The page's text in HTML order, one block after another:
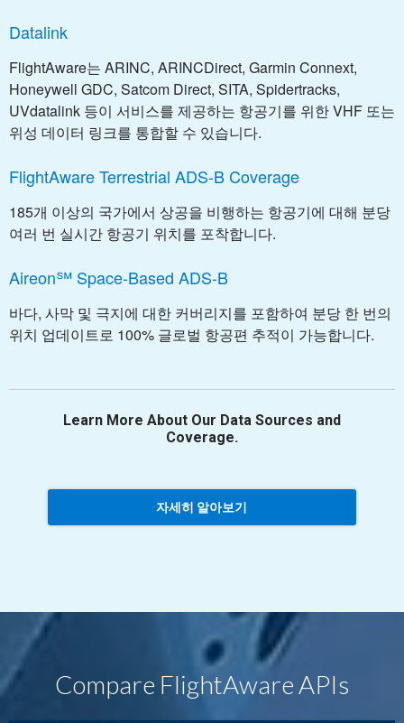
Datalink
FlightAware는 ARINC, ARINCDirect, Garmin Connext,
Honeywell GDC, Satcom Direct, SITA, Spidertracks,
UVdatalink 등이 서비스를 제공하는 항공기를 위한 VHF 또는
위성 데이터 링크를 통합할 수 있습니다.
FlightAware Terrestrial ADS-B Coverage
185개 이상의 국가에서 상공을 비행하는 항공기에 대해 분당
여러 번 실시간 항공기 위치를 포착합니다.
Aireon℠ Space-Based ADS-B
바다, 사막 및 극지에 대한 커버리지를 포함하여 분당 한 번의
위치 업데이트로 100% 글로벌 항공편 추적이 가능합니다.
Learn More About Our Data Sources and
Coverage.
자세히 알아보기
Compare FlightAware APIs